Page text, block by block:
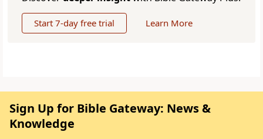
Start 7-day free trial Learn More
Sign Up for Bible Gateway: News &
Knowledge